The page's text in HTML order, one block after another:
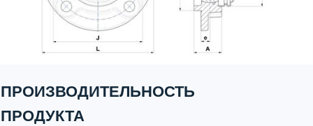
ПРОИЗВОДИТЕЛЬНОСТЬ
ПРОДУКТА